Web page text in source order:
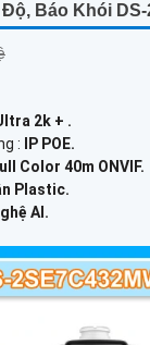
Báo Khói DS-
2k + .
:
IP POE.
Color 40m ONVIF.
Plastic.
AI.